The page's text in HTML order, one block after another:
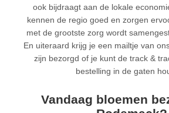
ook bijdraagt aan de lokale
kennen de regio goed en zorgen
met de grootste zorg wordt
En uiteraard krijg je een mailtje van
zijn bezorgd of je kunt de track &
bestelling in de gaten
Vandaag bloemen